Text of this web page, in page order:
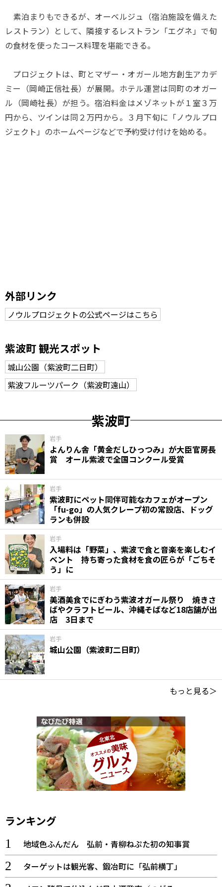
素泊まりもできるが、オーベルジュ（宿泊施設を備えた
レストラン）として、隣接するレストラン「エグネ」で旬
の食材を使ったコース料理を堪能できる。
プロジェクトは、町とマザー・オガール地方創生アカデ
ミー（岡崎正信社長）が展開。ホテル運営は同町のオガー
ル（岡崎社長）が担う。宿泊料金はメゾネットが１室３万
円から、ツインは同２万円から。３月下旬に「ノウルプロ
ジェクト」のホームページなどで予約受け付けを始める。
外部リンク
ノウルプロジェクトの公式ページはこちら
紫波町 観光スポット
城山公園（紫波町二日町）
紫波フルーツパーク（紫波町遠山）
紫波町
岩手
よんりん舎「黄金だしひっつみ」が大臣官房長
賞 オール紫波で全国コンクール受賞
岩手
紫波町にペット同伴可能なカフェがオープン
「fu-go」の人気クレープ初の常設店、ドッグ
ランも併設
岩手
入場料は「野菜」、紫波で食と音楽を楽しむイ
ベント 持ち寄った食材を食の匠らが「ごちそ
う」に
岩手
美酒美食でにぎわう紫波オガール祭り 焼きさ
ばやクラフトビール、沖縄そばなど18店舗が出
店 3日まで
岩手
城山公園（紫波町二日町）
もっと見る＞
ランキング
地域色ふんだん 弘前・青柳ねぷた初の知事賞
ターゲットは観光客、鍛冶町に「弘前横丁」